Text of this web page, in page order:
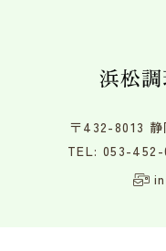
〒432-8013
TEL: 053-452-